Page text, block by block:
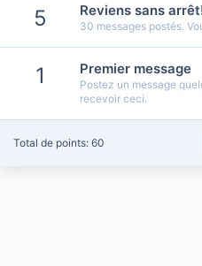
5 Reviens sans
30 messages postés.
1 Premier message
Postez un message
recevoir ceci.
Total de points: 60